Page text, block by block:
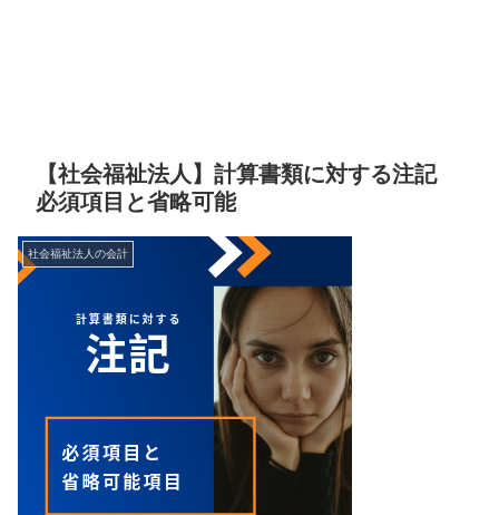
【社会福祉法人】計算書類に対する注記
必須項目と省略可能
社会福祉法人の会計